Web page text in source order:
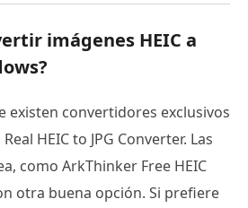
imágenes HEIC a
existen convertidores exclusivos
HEIC to JPG Converter. Las
como ArkThinker Free HEIC
otra buena opción. Si prefiere